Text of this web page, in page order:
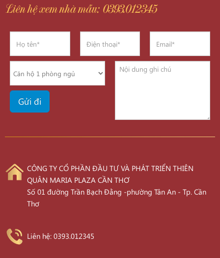
Liên hệ xem nhà mẫu: 0393.012345
CÔNG TY CỔ PHẦN ĐẦU TƯ VÀ PHÁT TRIỂN THIÊN
QUÂN MARIA PLAZA CẦN THƠ
Số 01 đường Trần Bạch Đằng -phường Tân An - Tp. Cần
Thơ
Liên hệ: 0393.012345